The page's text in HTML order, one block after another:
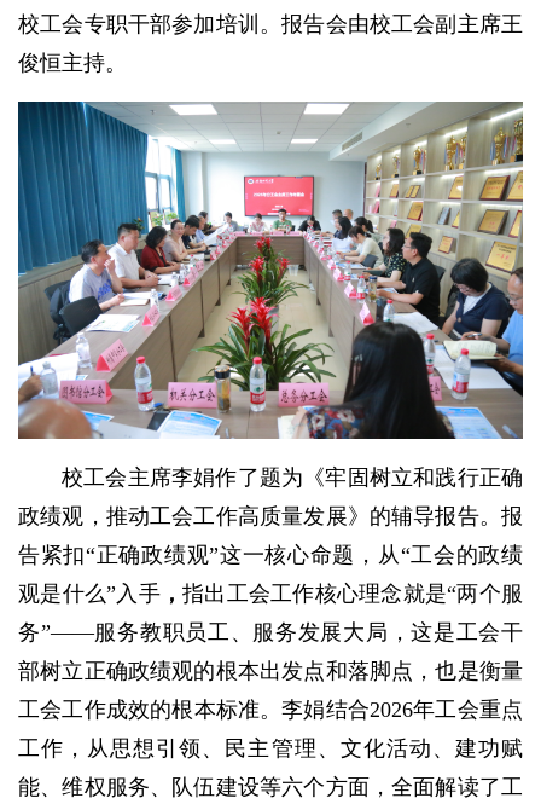
校工会专职干部参加培训。报告会由校工会副主席王
俊恒主持。
校工会主席李娟作了题为《牢固树立和践行正确
政绩观，推动工会工作高质量发展》的辅导报告。报
告紧扣“正确政绩观”这一核心命题，从“工会的政绩
观是什么”入手，指出工会工作核心理念就是“两个服
务”——服务教职员工、服务发展大局，这是工会干
部树立正确政绩观的根本出发点和落脚点，也是衡量
工会工作成效的根本标准。李娟结合2026年工会重点
工作，从思想引领、民主管理、文化活动、建功赋
能、维权服务、队伍建设等六个方面，全面解读了工